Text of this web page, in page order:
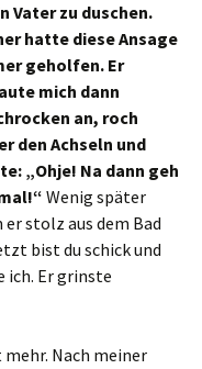
Vater zu duschen.
hatte diese Ansage
geholfen. Er
mich dann
an, roch
den Achseln und
„Ohje! Na dann geh
Wenig später
er stolz aus dem Bad
bist du schick und
ich. Er grinste
Nach meiner